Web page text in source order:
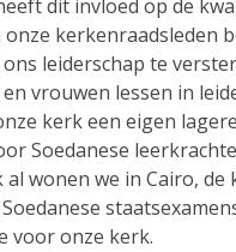
dit invloed op de
onze kerkenraadsleden
ons leiderschap te
vrouwen lessen in
kerk een eigen
Soedanese
al wonen we in Cairo,
voor onze kerk.